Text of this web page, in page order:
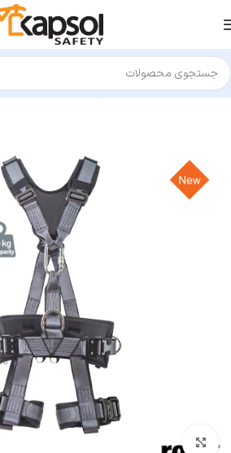
خانه تجهیزات کار در ارتفاع هارنس هارنس
بزرگنمایی تصویر